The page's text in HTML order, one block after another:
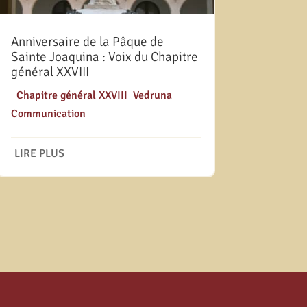
Anniversaire de la Pâque de
Sainte Joaquina : Voix du Chapitre
général XXVIII
Chapitre général XXVIII Vedruna
Communication
LIRE PLUS